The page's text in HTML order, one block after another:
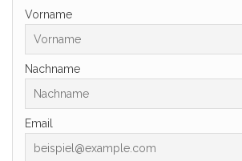
Vorname
Nachname
Email